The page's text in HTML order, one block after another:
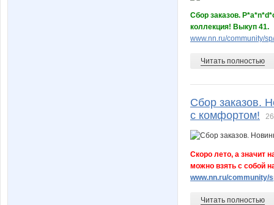
Сбор заказов.
коллекция! Выкуп 41.
www.nn.ru/community/
Читать полностью
Сбор заказов.
с комфортом!
Скоро лето, а значит
можно взять с собой
www.nn.ru/community/
Читать полностью